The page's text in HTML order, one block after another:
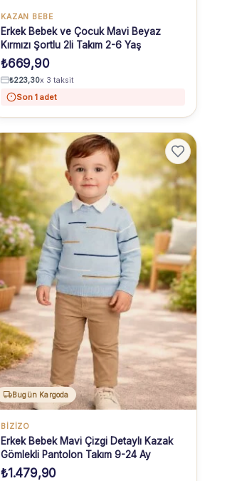
KAZAN BEBE
Erkek Bebek ve Çocuk Mavi Beyaz
Kırmızı Şortlu 2li Takım 2-6 Yaş
₺669,90
₺223,30x 3 taksit
Son 1 adet
Bugün Kargoda
BİZİZO
Erkek Bebek Mavi Çizgi Detaylı Kazak
Gömlekli Pantolon Takım 9-24 Ay
₺1.479,90